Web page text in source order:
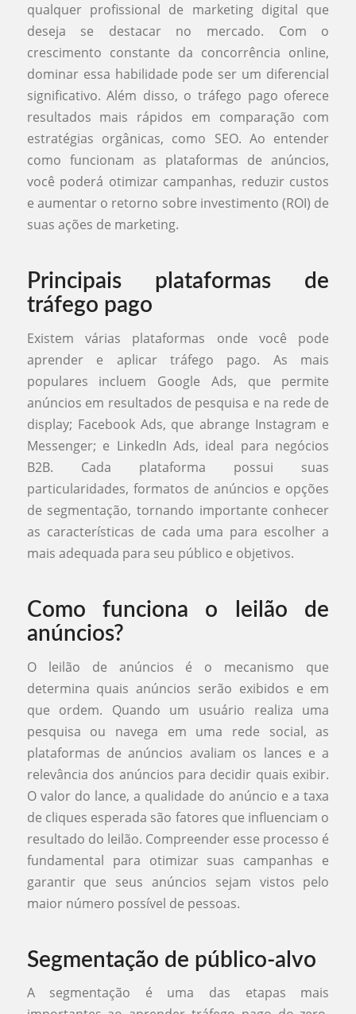
qualquer profissional de marketing digital que
deseja se destacar no mercado. Com o
crescimento constante da concorrência online,
dominar essa habilidade pode ser um diferencial
significativo. Além disso, o tráfego pago oferece
resultados mais rápidos em comparação com
estratégias orgânicas, como SEO. Ao entender
como funcionam as plataformas de anúncios,
você poderá otimizar campanhas, reduzir custos
e aumentar o retorno sobre investimento (ROI) de
suas ações de marketing.
Principais plataformas de
tráfego pago
Existem várias plataformas onde você pode
aprender e aplicar tráfego pago. As mais
populares incluem Google Ads, que permite
anúncios em resultados de pesquisa e na rede de
display; Facebook Ads, que abrange Instagram e
Messenger; e LinkedIn Ads, ideal para negócios
B2B. Cada plataforma possui suas
particularidades, formatos de anúncios e opções
de segmentação, tornando importante conhecer
as características de cada uma para escolher a
mais adequada para seu público e objetivos.
Como funciona o leilão de
anúncios?
O leilão de anúncios é o mecanismo que
determina quais anúncios serão exibidos e em
que ordem. Quando um usuário realiza uma
pesquisa ou navega em uma rede social, as
plataformas de anúncios avaliam os lances e a
relevância dos anúncios para decidir quais exibir.
O valor do lance, a qualidade do anúncio e a taxa
de cliques esperada são fatores que influenciam o
resultado do leilão. Compreender esse processo é
fundamental para otimizar suas campanhas e
garantir que seus anúncios sejam vistos pelo
maior número possível de pessoas.
Segmentação de público-alvo
A segmentação é uma das etapas mais